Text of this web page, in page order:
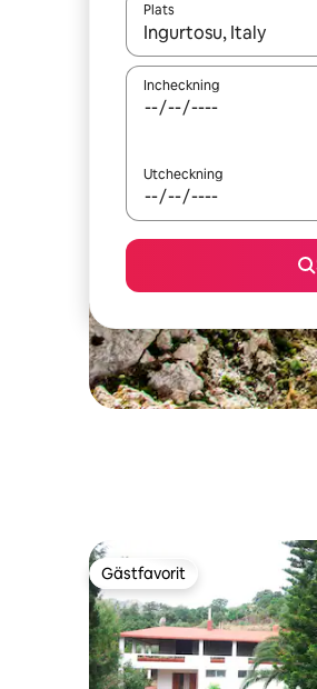
Plats
När resultaten är
Incheckning
Utcheckning
Gästfavorit
Gästfavorit